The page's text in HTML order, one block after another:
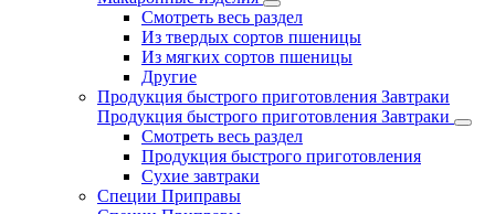
Смотреть весь раздел
Из твердых сортов пшеницы
Из мягких сортов пшеницы
Другие
Продукция быстрого приготовления Завтраки
Продукция быстрого приготовления Завтраки
Смотреть весь раздел
Продукция быстрого приготовления
Сухие завтраки
Специи Приправы